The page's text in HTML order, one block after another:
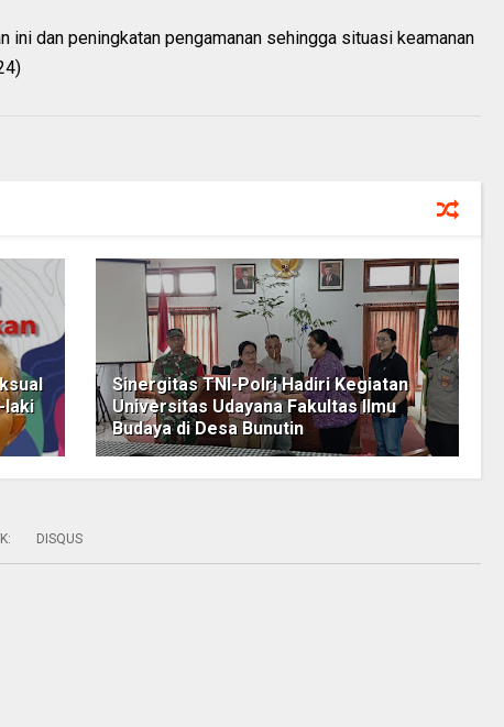
ini dan peningkatan pengamanan sehingga situasi keamanan
laki
Sinergitas TNI-Polri Hadiri Kegiatan
Universitas Udayana Fakultas Ilmu
Budaya di Desa Bunutin
: DISQUS